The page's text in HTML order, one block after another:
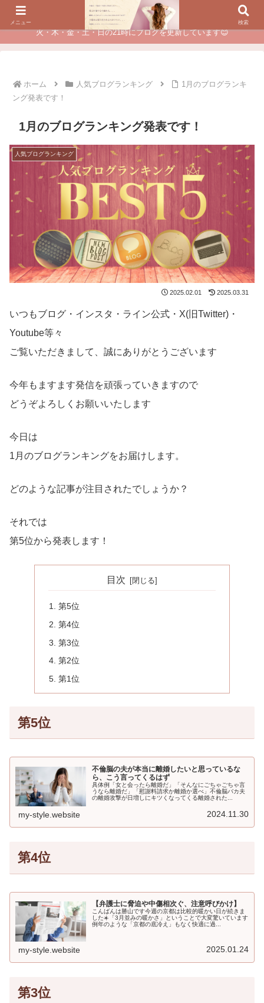
夫に不倫されたつらい経験が、あなたのチャンスに変わるカウンセリング
火・木・金・土・日の21時にブログを更新しています😊
ホーム 人気ブログランキング
1月のブログランキ
ング発表です！
1月のブログランキング発表です！
人気ブログランキング
2025.02.01 2025.03.31
いつもブログ・インスタ・ライン公式・X(旧Twitter)・
Youtube等々
ご覧いただきまして、誠にありがとうございます
今年もますます発信を頑張っていきますので
どうぞよろしくお願いいたします
今日は
1月のブログランキングをお届けします。
どのような記事が注目されたでしょうか？
それでは
第5位から発表します！
目次
第5位
第4位
第3位
第2位
第1位
第5位
不倫脳の夫が本当に離婚したいと思っているな
ら、こう言ってくるはず
具体例「女と会ったら離婚だ」「そんなにごちゃごちゃ言
うなら離婚だ」「慰謝料請求か離婚か選べ」不倫脳バカ夫
の離婚攻撃が日増しにキツくなってくる離婚された...
my-style.website 2024.11.30
第4位
【弁護士に脅迫や中傷相次ぐ、注意呼びかけ】
こんばんは勝山です今週の京都は比較的暖かい日が続きま
した☀️「3月並みの暖かさ」ということで大変驚いています
例年のような「京都の底冷え」もなく快適に過...
my-style.website 2025.01.24
第3位
メニュー 検索